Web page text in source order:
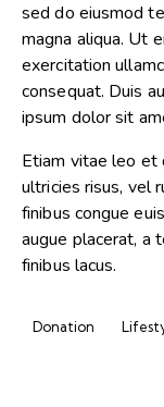
sed do eiusmod
magna aliqua. Ut
exercitation
consequat. Duis
ipsum dolor sit
Etiam vitae leo et
ultricies risus, vel
finibus congue
augue placerat, a
finibus lacus.
Donation